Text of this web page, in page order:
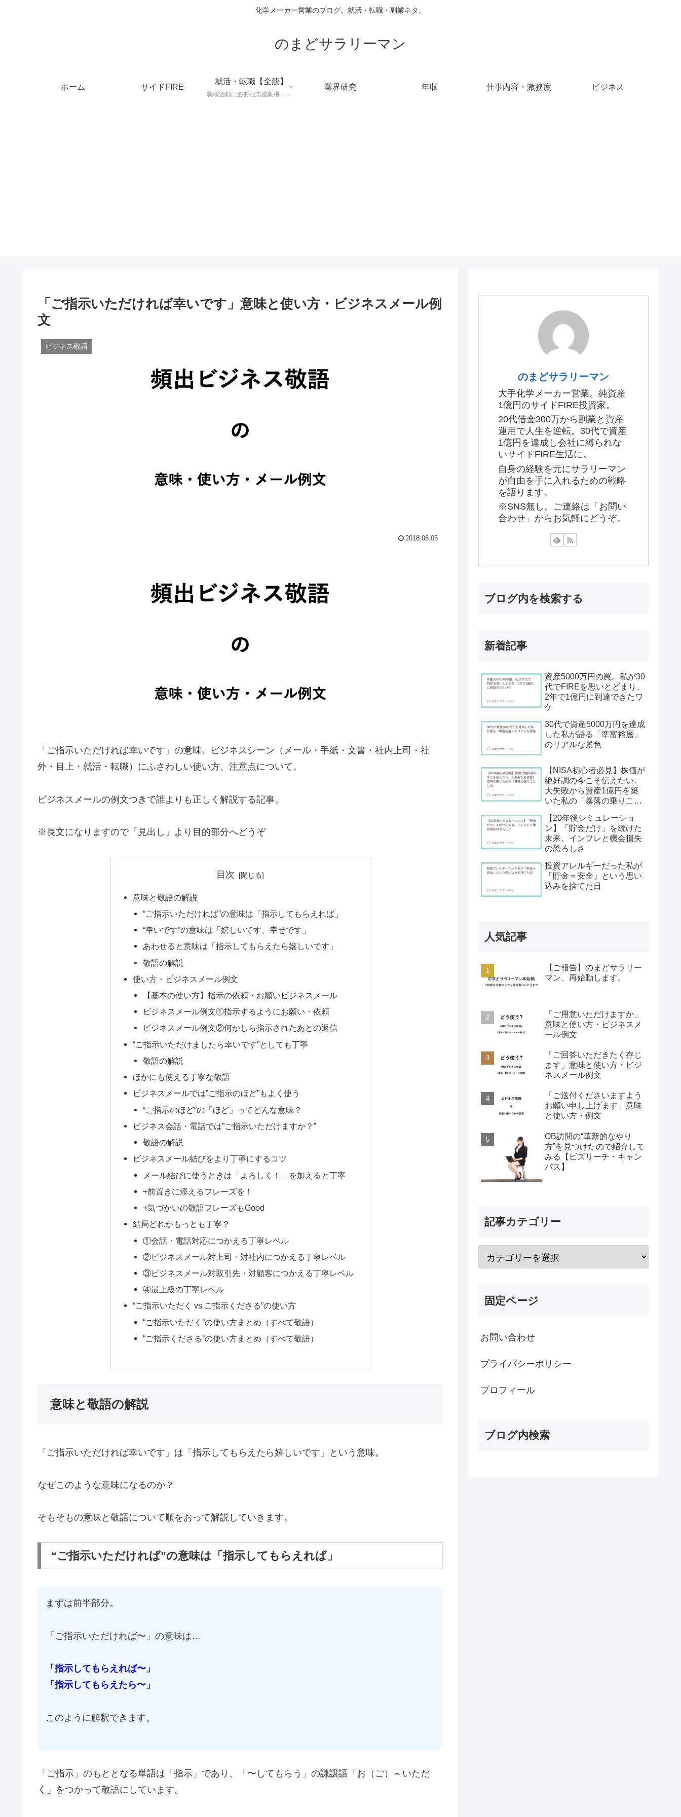
化学メーカー営業のブログ。就活・転職・副業ネタ。
のまどサラリーマン
ホーム サイドFIRE
就活・転職【全般】
就職活動に必要な志望動機・メールマナー・業界研究などに役立つ知識を公開するページ。
業界研究 年収 仕事内容・激務度 ビジネス
「ご指示いただければ幸いです」意味と使い方・ビジネスメール例
文
ビジネス敬語
2018.06.05
「ご指示いただければ幸いです」の意味、ビジネスシーン（メール・手紙・文書・社内上司・社
外・目上・就活・転職）にふさわしい使い方、注意点について。
ビジネスメールの例文つきで誰よりも正しく解説する記事。
※長文になりますので「見出し」より目的部分へどうぞ
目次
意味と敬語の解説
“ご指示いただければ”の意味は「指示してもらえれば」
“幸いです”の意味は「嬉しいです、幸せです」
あわせると意味は「指示してもらえたら嬉しいです」
敬語の解説
使い方・ビジネスメール例文
【基本の使い方】指示の依頼・お願いビジネスメール
ビジネスメール例文①指示するようにお願い・依頼
ビジネスメール例文②何かしら指示されたあとの返信
“ご指示いただけましたら幸いです”としても丁寧
敬語の解説
ほかにも使える丁寧な敬語
ビジネスメールでは”ご指示のほど”もよく使う
“ご指示のほど”の「ほど」ってどんな意味？
ビジネス会話・電話では”ご指示いただけますか？”
敬語の解説
ビジネスメール結びをより丁寧にするコツ
メール結びに使うときは「よろしく！」を加えると丁寧
+前置きに添えるフレーズを！
+気づかいの敬語フレーズもGood
結局どれがもっとも丁寧？
①会話・電話対応につかえる丁寧レベル
②ビジネスメール対上司・対社内につかえる丁寧レベル
③ビジネスメール対取引先・対顧客につかえる丁寧レベル
④最上級の丁寧レベル
“ご指示いただく vs ご指示くださる”の使い方
“ご指示いただく”の使い方まとめ（すべて敬語）
“ご指示くださる”の使い方まとめ（すべて敬語）
意味と敬語の解説
「ご指示いただければ幸いです」は「指示してもらえたら嬉しいです」という意味。
なぜこのような意味になるのか？
そもそもの意味と敬語について順をおって解説していきます。
“ご指示いただければ”の意味は「指示してもらえれば」
まずは前半部分。
「ご指示いただければ〜」の意味は…
「指示してもらえれば〜」
「指示してもらえたら〜」
このように解釈できます。
「ご指示」のもととなる単語は「指示」であり、「〜してもらう」の謙譲語「お（ご）～いただ
く」をつかって敬語にしています。
のまどサラリーマン
大手化学メーカー営業。純資産
1億円のサイドFIRE投資家。
20代借金300万から副業と資産
運用で人生を逆転。30代で資産
1億円を達成し会社に縛られな
いサイドFIRE生活に。
自身の経験を元にサラリーマン
が自由を手に入れるための戦略
を語ります。
※SNS無し。ご連絡は「お問い
合わせ」からお気軽にどうぞ。
ブログ内を検索する
新着記事
資産5000万円の罠。私が30
代でFIREを思いとどまり、
2年で1億円に到達できたワ
ケ
30代で資産5000万円を達成
した私が語る「準富裕層」
のリアルな景色
【NISA初心者必見】株価が
絶好調の今こそ伝えたい。
大失敗から資産1億円を築
いた私の「暴落の乗りこな
【20年後シミュレーショ
ン】「貯金だけ」を続けた
未来。インフレと機会損失
の恐ろしさ
投資アレルギーだった私が
「貯金＝安全」という思い
込みを捨てた日
人気記事
【ご報告】のまどサラリー
マン、再始動します。
「ご用意いただけますか」
意味と使い方・ビジネスメ
ール例文
「ご回答いただきたく存じ
ます」意味と使い方・ビジ
ネスメール例文
「ご送付くださいますよう
お願い申し上げます」意味
と使い方・例文
OB訪問の“革新的なやり
方”を見つけたので紹介して
みる【ビズリーチ・キャン
パス】
記事カテゴリー
固定ページ
お問い合わせ
プライバシーポリシー
プロフィール
ブログ内検索